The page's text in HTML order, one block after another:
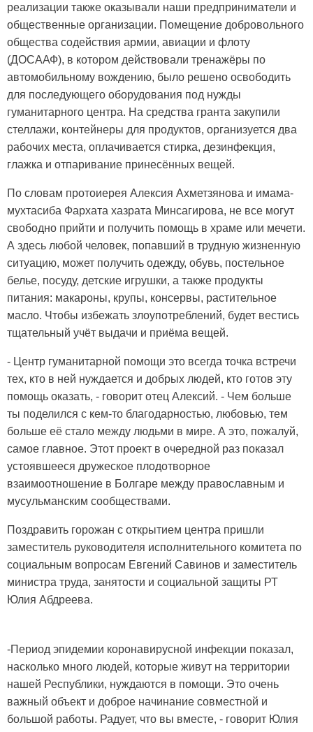
реализации также оказывали наши предприниматели и
общественные организации. Помещение добровольного
общества содействия армии, авиации и флоту
(ДОСААФ), в котором действовали тренажёры по
автомобильному вождению, было решено освободить
для последующего оборудования под нужды
гуманитарного центра. На средства гранта закупили
стеллажи, контейнеры для продуктов, организуется два
рабочих места, оплачивается стирка, дезинфекция,
глажка и отпаривание принесённых вещей.
По словам протоиерея Алексия Ахметзянова и имама-
мухтасиба Фархата хазрата Минсагирова, не все могут
свободно прийти и получить помощь в храме или мечети.
А здесь любой человек, попавший в трудную жизненную
ситуацию, может получить одежду, обувь, постельное
белье, посуду, детские игрушки, а также продукты
питания: макароны, крупы, консервы, растительное
масло. Чтобы избежать злоупотреблений, будет вестись
тщательный учёт выдачи и приёма вещей.
- Центр гуманитарной помощи это всегда точка встречи
тех, кто в ней нуждается и добрых людей, кто готов эту
помощь оказать, - говорит отец Алексий. - Чем больше
ты поделился с кем-то благодарностью, любовью, тем
больше её стало между людьми в мире. А это, пожалуй,
самое главное. Этот проект в очередной раз показал
устоявшееся дружеское плодотворное
взаимоотношение в Болгаре между православным и
мусульманским сообществами.
Поздравить горожан с открытием центра пришли
заместитель руководителя исполнительного комитета по
социальным вопросам Евгений Савинов и заместитель
министра труда, занятости и социальной защиты РТ
Юлия Абдреева.
-Период эпидемии коронавирусной инфекции показал,
насколько много людей, которые живут на территории
нашей Республики, нуждаются в помощи. Это очень
важный объект и доброе начинание совместной и
большой работы. Радует, что вы вместе, - говорит Юлия